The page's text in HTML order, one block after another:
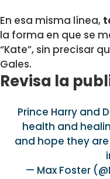
En esa misma línea,
la forma en que se
“Kate”, sin precisar
Gales.
Revisa la
Prince Harry and
health and
and hope they
— Max Foster